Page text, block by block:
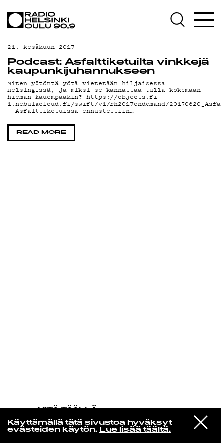
Käyttämällä tätä sivustoa hyväksyt
evästeiden käytön. Lue lisää täältä.
VIESTI
STUDIOON
MITÄ TÄÄLLÄ
Ysi
Pantheon
AJANKOHTAISTA
OHJELMAT
TEKIJÄT
ON-DEMAND
PODCAST
MAINOSTA
21. kesäkuun 2017
Podcast: Asfalttiketuilta vinkkejä
kaupunkijuhannukseen
Miten yötöntä yötä vietetään hiljaisessa
Helsingissä, ja miksi se kannattaa tulla kokemaan
hieman kauempaakin? https://objects.fi-
1.nebulacloud.fi/swift/v1/rh2017ondemand/
Asfalttiketuissa ennustettiin…
READ MORE